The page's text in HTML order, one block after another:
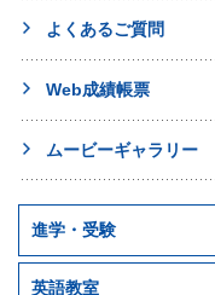
よくあるご質問
Web成績帳票
ムービーギャラリー
進学・受験
英語教室